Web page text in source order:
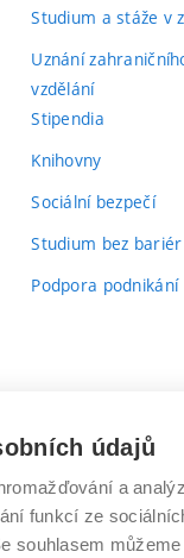
Studium a stáže v
Uznání
vzdělání
Stipendia
Knihovny(externí
Sociální bezpečí
Studium bez bariér
Podpora podnikání
VYSOKÉ UČENÍ
Antonínská 548/1
údajů
a
funkcí ze
souhlasem